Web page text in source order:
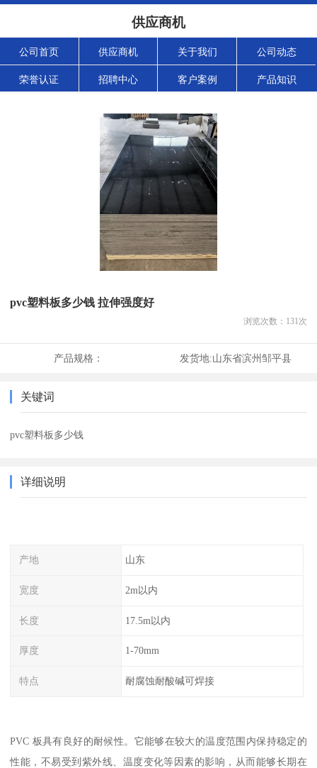
供应商机
公司首页 供应商机 关于我们 公司动态
荣誉认证 招聘中心 客户案例 产品知识
pvc塑料板多少钱 拉伸强度好
浏览次数： 131次
产品规格： 发货地:山东省滨州邹平县
关键词
pvc塑料板多少钱
详细说明
产地 山东
宽度 2m以内
长度 17.5m以内
厚度 1-70mm
特点 耐腐蚀耐酸碱可焊接
PVC 板具有良好的耐候性。它能够在较大的温度范围内保持稳定的
性能，不易受到紫外线、温度变化等因素的影响，从而能够长期在